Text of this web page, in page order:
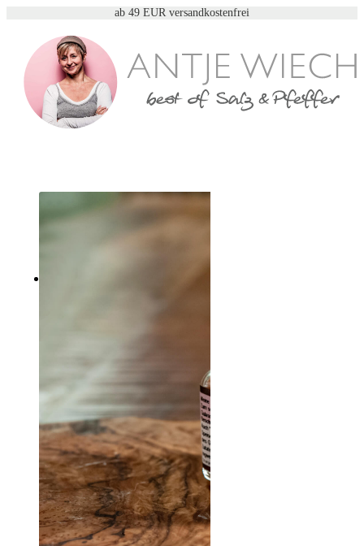
ab 49 EUR versandkostenfrei
Suche